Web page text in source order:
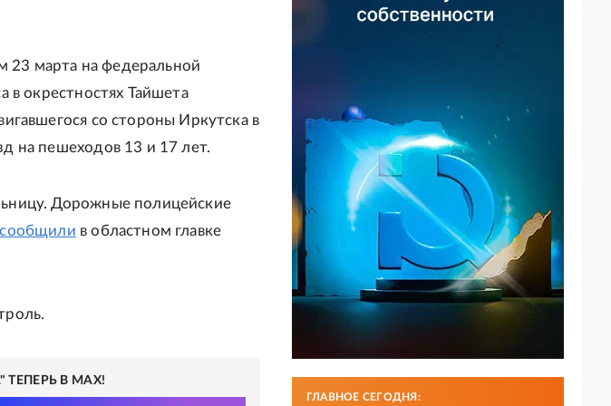
марта на федеральной
в окрестностях Тайшета
со стороны Иркутска в
на пешеходов 13 и 17 лет.
Дорожные полицейские
сообщили в областном главке
В MAX!
ГЛАВНОЕ СЕГОДНЯ: